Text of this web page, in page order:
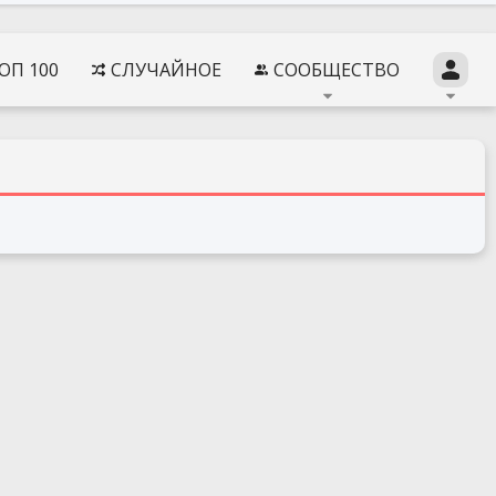
100 СЛУЧАЙНОЕ СООБЩЕСТВО